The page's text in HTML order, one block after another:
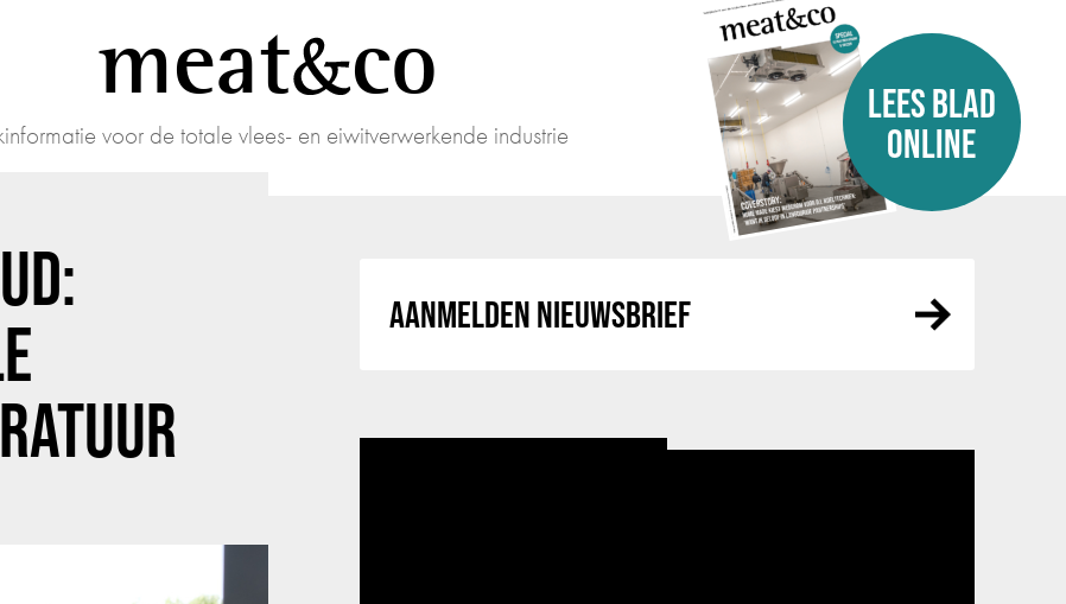
meatco
voor de totale vlees- en eiwitverwerkende industrie
LEES BLAD
ONLINE
AANMELDEN NIEUWSBRIEF